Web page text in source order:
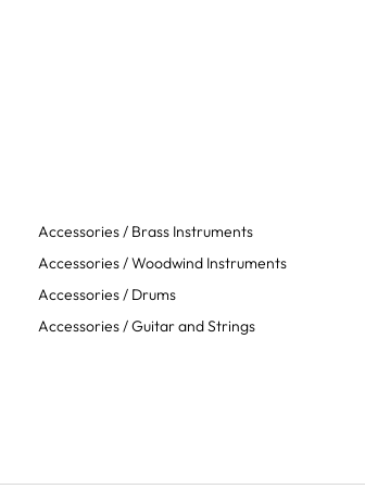
Accessories / Brass Instruments
Accessories / Woodwind Instruments
Accessories / Drums
Accessories / Guitar and Strings